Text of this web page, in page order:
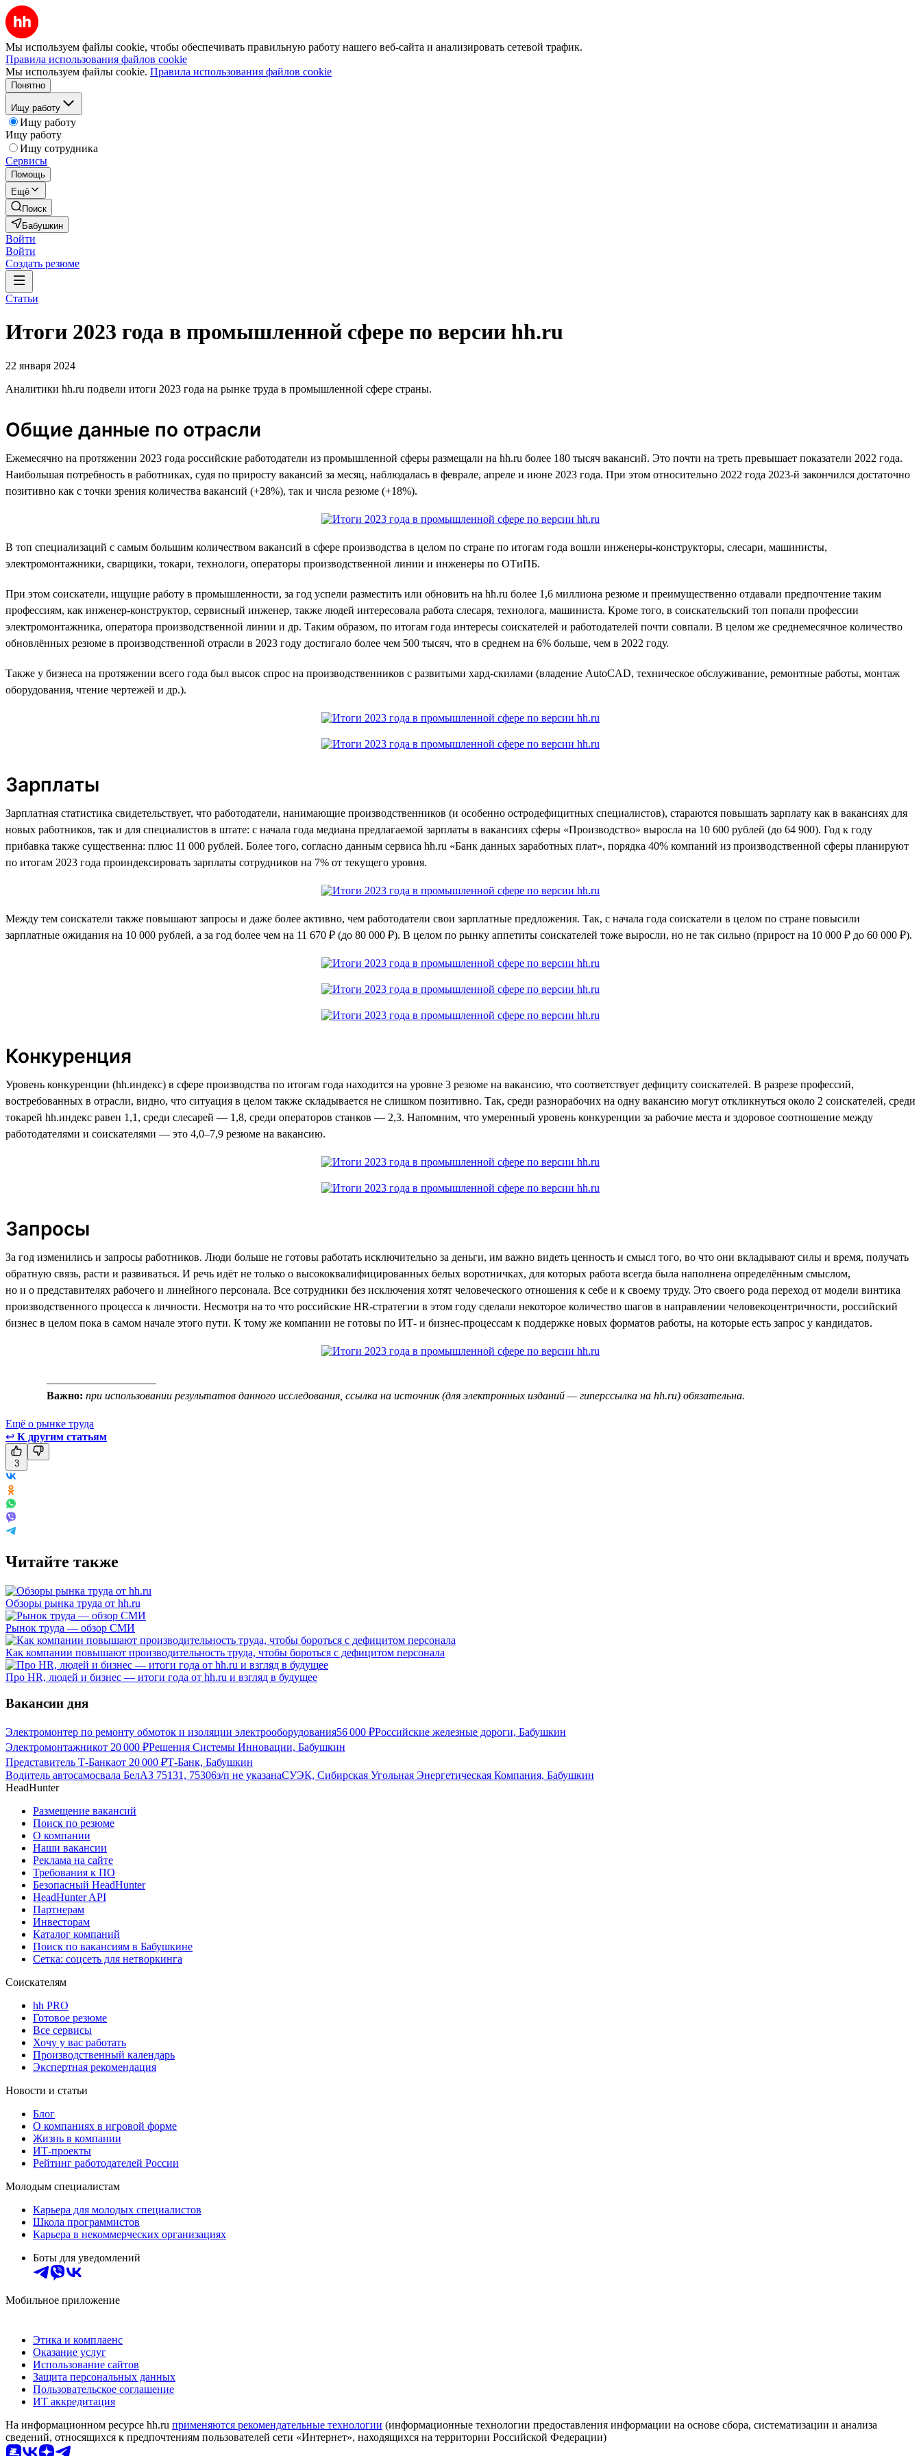
Мы используем файлы cookie, чтобы обеспечивать правильную работу нашего веб-сайта и анализировать сетевой трафик.
Правила использования файлов cookie
Мы используем файлы cookie. Правила использования файлов cookie
Понятно
Ищу работу
Ищу работу
Ищу работу
Ищу сотрудника
Сервисы
Помощь
Ещё
Поиск
Бабушкин
Войти
Войти
Создать резюме
Статьи
Итоги 2023 года в промышленной сфере по версии hh.ru
22 января 2024
Аналитики hh.ru подвели итоги 2023 года на рынке труда в промышленной сфере страны.
Общие данные по отрасли
Ежемесячно на протяжении 2023 года российские работодатели из промышленной сферы размещали на hh.ru более 180 тысяч вакансий. Это почти на треть превышает показатели 2022 года.
Наибольшая потребность в работниках, судя по приросту вакансий за месяц, наблюдалась в феврале, апреле и июне 2023 года. При этом относительно 2022 года 2023-й закончился достаточно
позитивно как с точки зрения количества вакансий (+28%), так и числа резюме (+18%).
В топ специализаций с самым большим количеством вакансий в сфере производства в целом по стране по итогам года вошли инженеры-конструкторы, слесари, машинисты,
электромонтажники, сварщики, токари, технологи, операторы производственной линии и инженеры по ОТиПБ.
При этом соискатели, ищущие работу в промышленности, за год успели разместить или обновить на hh.ru более 1,6 миллиона резюме и преимущественно отдавали предпочтение таким
профессиям, как инженер-конструктор, сервисный инженер, также людей интересовала работа слесаря, технолога, машиниста. Кроме того, в соискательский топ попали профессии
электромонтажника, оператора производственной линии и др. Таким образом, по итогам года интересы соискателей и работодателей почти совпали. В целом же среднемесячное количество
обновлённых резюме в производственной отрасли в 2023 году достигало более чем 500 тысяч, что в среднем на 6% больше, чем в 2022 году.
Также у бизнеса на протяжении всего года был высок спрос на производственников с развитыми хард-скилами (владение AutoCAD, техническое обслуживание, ремонтные работы, монтаж
оборудования, чтение чертежей и др.).
Зарплаты
Зарплатная статистика свидетельствует, что работодатели, нанимающие производственников (и особенно остродефицитных специалистов), стараются повышать зарплату как в вакансиях для
новых работников, так и для специалистов в штате: с начала года медиана предлагаемой зарплаты в вакансиях сферы «Производство» выросла на 10 600 рублей (до 64 900). Год к году
прибавка также существенна: плюс 11 000 рублей. Более того, согласно данным сервиса hh.ru «Банк данных заработных плат», порядка 40% компаний из производственной сферы планируют
по итогам 2023 года проиндексировать зарплаты сотрудников на 7% от текущего уровня.
Между тем соискатели также повышают запросы и даже более активно, чем работодатели свои зарплатные предложения. Так, с начала года соискатели в целом по стране повысили
зарплатные ожидания на 10 000 рублей, а за год более чем на 11 670 ₽ (до 80 000 ₽). В целом по рынку аппетиты соискателей тоже выросли, но не так сильно (прирост на 10 000 ₽ до 60 000 ₽).
Конкуренция
Уровень конкуренции (hh.индекс) в сфере производства по итогам года находится на уровне 3 резюме на вакансию, что соответствует дефициту соискателей. В разрезе профессий,
востребованных в отрасли, видно, что ситуация в целом также складывается не слишком позитивно. Так, среди разнорабочих на одну вакансию могут откликнуться около 2 соискателей, среди
токарей hh.индекс равен 1,1, среди слесарей — 1,8, среди операторов станков — 2,3. Напомним, что умеренный уровень конкуренции за рабочие места и здоровое соотношение между
работодателями и соискателями — это 4,0–7,9 резюме на вакансию.
Запросы
За год изменились и запросы работников. Люди больше не готовы работать исключительно за деньги, им важно видеть ценность и смысл того, во что они вкладывают силы и время, получать
обратную связь, расти и развиваться. И речь идёт не только о высококвалифицированных белых воротничках, для которых работа всегда была наполнена определённым смыслом,
но и о представителях рабочего и линейного персонала. Все сотрудники без исключения хотят человеческого отношения к себе и к своему труду. Это своего рода переход от модели винтика
производственного процесса к личности. Несмотря на то что российские HR-стратегии в этом году сделали некоторое количество шагов в направлении человекоцентричности, российский
бизнес в целом пока в самом начале этого пути. К тому же компании не готовы по ИТ- и бизнес-процессам к поддержке новых форматов работы, на которые есть запрос у кандидатов.
Важно: при использовании результатов данного исследования, ссылка на источник (для электронных изданий — гиперссылка на hh.ru) обязательна.
Ещё о рынке труда
↩ К другим статьям
3
Читайте также
Обзоры рынка труда от hh.ru
Рынок труда — обзор СМИ
Как компании повышают производительность труда, чтобы бороться с дефицитом персонала
Про HR, людей и бизнес — итоги года от hh.ru и взгляд в будущее
Вакансии дня
Электромонтер по ремонту обмоток и изоляции электрооборудования56 000 ₽Российские железные дороги, Бабушкин
Электромонтажникот 20 000 ₽Решения Системы Инновации, Бабушкин
Представитель Т-Банкаот 20 000 ₽Т-Банк, Бабушкин
Водитель автосамосвала БелАЗ 75131, 75306з/п не указанаСУЭК, Сибирская Угольная Энергетическая Компания, Бабушкин
HeadHunter
Размещение вакансий
Поиск по резюме
О компании
Наши вакансии
Реклама на сайте
Требования к ПО
Безопасный HeadHunter
HeadHunter API
Партнерам
Инвесторам
Каталог компаний
Поиск по вакансиям в Бабушкине
Сетка: соцсеть для нетворкинга
Соискателям
hh PRO
Готовое резюме
Все сервисы
Хочу у вас работать
Производственный календарь
Экспертная рекомендация
Новости и статьи
Блог
О компаниях в игровой форме
Жизнь в компании
ИТ-проекты
Рейтинг работодателей России
Молодым специалистам
Карьера для молодых специалистов
Школа программистов
Карьера в некоммерческих организациях
Боты для уведомлений
Мобильное приложение
Этика и комплаенс
Оказание услуг
Использование сайтов
Защита персональных данных
Пользовательское соглашение
ИТ аккредитация
На информационном ресурсе hh.ru применяются рекомендательные технологии (информационные технологии предоставления информации на основе сбора, систематизации и анализа
сведений, относящихся к предпочтениям пользователей сети «Интернет», находящихся на территории Российской Федерации)